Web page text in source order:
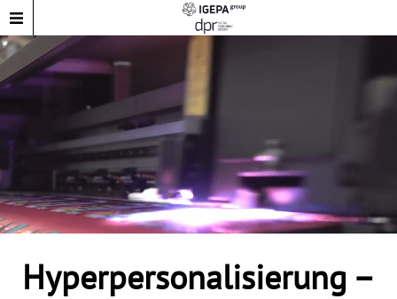
Hyperpersonalisierung –